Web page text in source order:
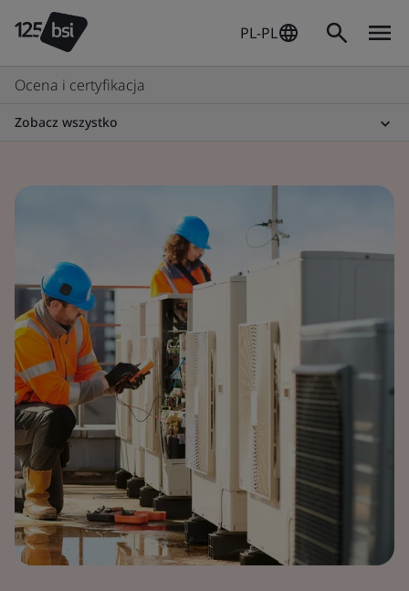
PL-PL
Ocena i certyfikacja
Zobacz wszystko